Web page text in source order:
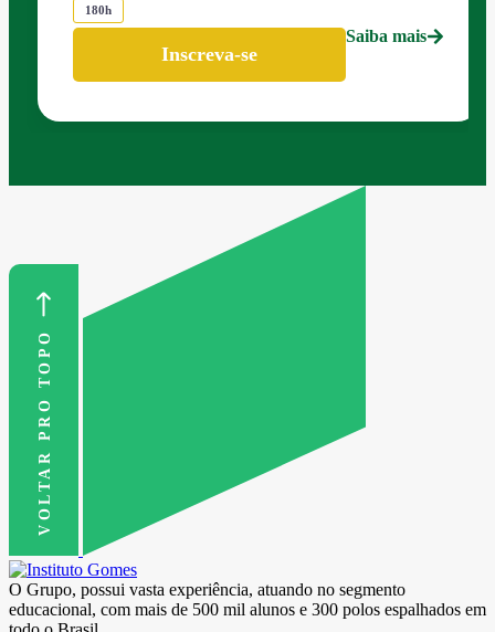
180h
Inscreva-se
Saiba mais
VOLTAR PRO TOPO
O Grupo, possui vasta experiência, atuando no segmento
educacional, com mais de 500 mil alunos e 300 polos espalhados em